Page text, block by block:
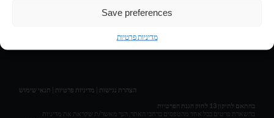
Save preferences
מדיניות פרטיות
הצהרת נגישות מדיניות פרטיות
תנאי שימוש
בהתאם לתיקון 13 לחוק הגנת הפרטיות
בהשארת פרטים בכל אחד מהטפסים ברחבי האתר, הנך מאשר/ת שקראת את מדיניות